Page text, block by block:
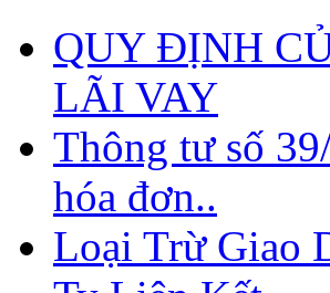
QUY ĐỊNH
LÃI VAY
Thông tư số
hóa đơn..
Loại Trừ Giao